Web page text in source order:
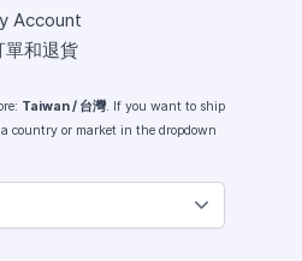
Account
單和退貨
Taiwan / 台灣. If you want to ship
a country or market in the dropdown